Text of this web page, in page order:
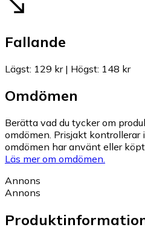
Fallande
Lägst: 129 kr| Högst: 148 kr
Omdömen
Berätta vad du tycker om
omdömen. Prisjakt kontrollerar
omdömen har använt eller
Läs mer om omdömen.
Annons
Annons